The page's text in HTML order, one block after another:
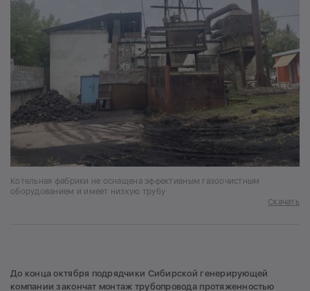
Котельная фабрики не оснащена эффективным газоочистным
оборудованием и имеет низкую трубу
Скачать
До конца октября подрядчики Сибирской генерирующей
компании закончат монтаж трубопровода протяженностью